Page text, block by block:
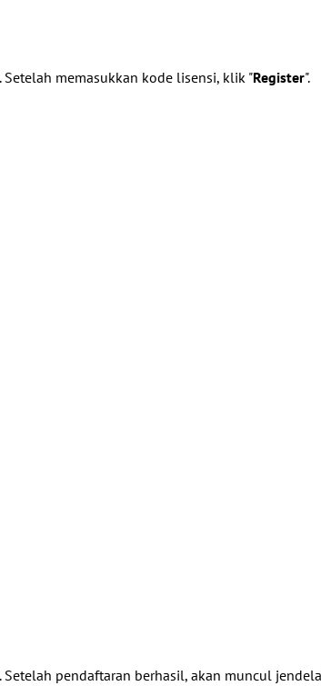
Setelah memasukkan kode lisensi, klik "Register".
Setelah pendaftaran berhasil, akan muncul